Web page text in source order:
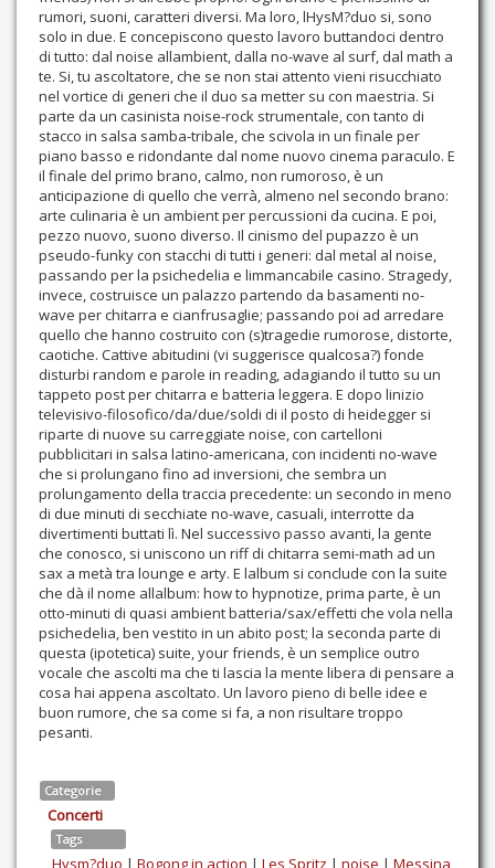
rumori, suoni, caratteri diversi. Ma loro, lHysM?duo si, sono
solo in due. E concepiscono questo lavoro buttandoci dentro
di tutto: dal noise allambient, dalla no-wave al surf, dal math a
te. Si, tu ascoltatore, che se non stai attento vieni risucchiato
nel vortice di generi che il duo sa metter su con maestria. Si
parte da un casinista noise-rock strumentale, con tanto di
stacco in salsa samba-tribale, che scivola in un finale per
piano basso e ridondante dal nome nuovo cinema paraculo. E
il finale del primo brano, calmo, non rumoroso, è un
anticipazione di quello che verrà, almeno nel secondo brano:
arte culinaria è un ambient per percussioni da cucina. E poi,
pezzo nuovo, suono diverso. Il cinismo del pupazzo è un
pseudo-funky con stacchi di tutti i generi: dal metal al noise,
passando per la psichedelia e limmancabile casino. Stragedy,
invece, costruisce un palazzo partendo da basamenti no-
wave per chitarra e cianfrusaglie; passando poi ad arredare
quello che hanno costruito con (s)tragedie rumorose, distorte,
caotiche. Cattive abitudini (vi suggerisce qualcosa?) fonde
disturbi random e parole in reading, adagiando il tutto su un
tappeto post per chitarra e batteria leggera. E dopo linizio
televisivo-filosofico/da/due/soldi di il posto di heidegger si
riparte di nuove su carreggiate noise, con cartelloni
pubblicitari in salsa latino-americana, con incidenti no-wave
che si prolungano fino ad inversioni, che sembra un
prolungamento della traccia precedente: un secondo in meno
di due minuti di secchiate no-wave, casuali, interrotte da
divertimenti buttati lì. Nel successivo passo avanti, la gente
che conosco, si uniscono un riff di chitarra semi-math ad un
sax a metà tra lounge e arty. E lalbum si conclude con la suite
che dà il nome allalbum: how to hypnotize, prima parte, è un
otto-minuti di quasi ambient batteria/sax/effetti che vola nella
psichedelia, ben vestito in un abito post; la seconda parte di
questa (ipotetica) suite, your friends, è un semplice outro
vocale che ascolti ma che ti lascia la mente libera di pensare a
cosa hai appena ascoltato. Un lavoro pieno di belle idee e
buon rumore, che sa come si fa, a non risultare troppo
pesanti.
Categorie
Concerti
Tags